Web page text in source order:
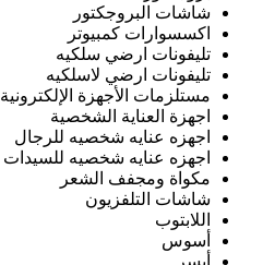
شاشات البروجكتور
اكسسوارات كمبيوتر
تليفونات ارضي سلكيه
تليفونات ارضي لاسلكيه
مستلزمات الأجهزة الإلكترونية
اجهزة العناية الشخصية
اجهزه عنايه شخصيه للرجال
اجهزه عنايه شخصيه للسيدات
مكواة ومجفف الشعر
شاشات التلفزيون
اللابتوب
أسوس